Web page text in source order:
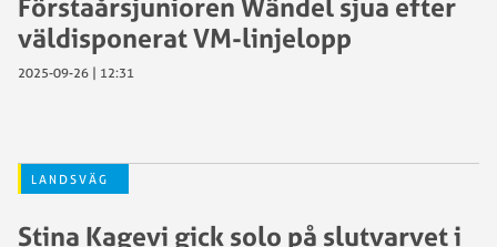
Förstaårsjunioren Wändel sjua efter
väldisponerat VM-linjelopp
2025-09-26 | 12:31
LANDSVÄG
Stina Kagevi gick solo på slutvarvet i